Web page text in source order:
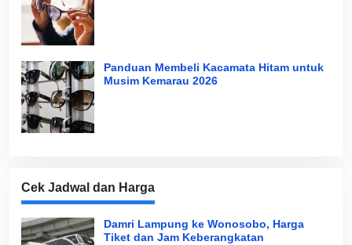
Panduan Membeli Kacamata Hitam untuk
Musim Kemarau 2026
Cek Jadwal dan Harga
Damri Lampung ke Wonosobo, Harga
Tiket dan Jam Keberangkatan